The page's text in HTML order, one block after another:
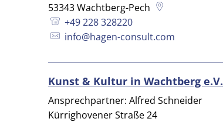
53343Wachtberg-Pech
+49 228 328220
info@hagen-consult.com
Kunst & Kultur in Wachtberg e.V.
Ansprechpartner: Alfred Schneider
Kürrighovener Straße 24